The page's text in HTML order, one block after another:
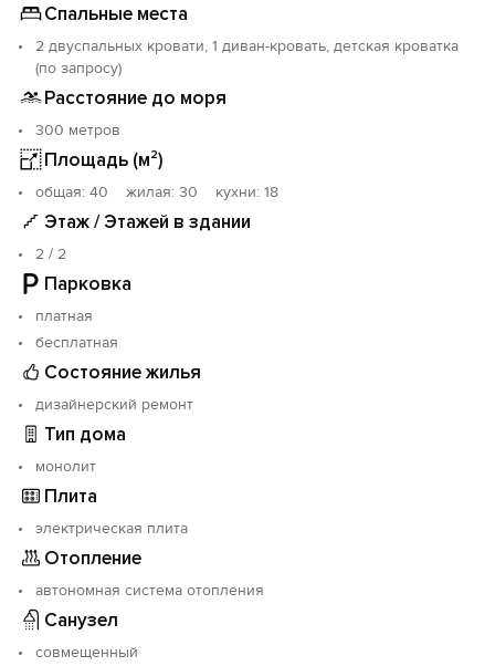
Спальные места
2 двуспальных кровати, 1 диван-кровать, детская кроватка
(по запросу)
Расстояние до моря
300 метров
Площадь (м²)
oбщая: 40 жилая: 30 кухни: 18
Этаж / Этажей в здании
2 / 2
Парковка
платная
бесплатная
Состояние жилья
дизайнерский ремонт
Тип дома
монолит
Плита
электрическая плита
Отопление
автономная система отопления
Санузел
совмещенный